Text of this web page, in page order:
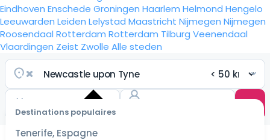
Eindhoven Enschede Groningen Haarlem Helmond Hengelo
Leeuwarden Leiden Lelystad Maastricht Nijmegen Nijmegen
Roosendaal Rotterdam Rotterdam Tilburg Veenendaal
Vlaardingen Zeist Zwolle Alle steden
Destinations populaires
Tenerife, Espagne
Choisir
les